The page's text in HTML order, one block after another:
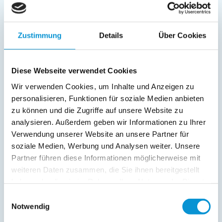
Zustimmung Details Über Cookies
Diese Webseite verwendet Cookies
Wir verwenden Cookies, um Inhalte und Anzeigen zu
personalisieren, Funktionen für soziale Medien anbieten
zu können und die Zugriffe auf unsere Website zu
analysieren. Außerdem geben wir Informationen zu Ihrer
Verwendung unserer Website an unsere Partner für
soziale Medien, Werbung und Analysen weiter. Unsere
Partner führen diese Informationen möglicherweise mit
weiteren Daten zusammen, die Sie ihnen bereitgestellt
Notwendig
Radio
Außenanlage:
Parkplatz
Terrasse
Service:
Verpflegung:
Beschreibung
Schöne helle Ferienwohnung mit möblierter Terrasse, in
zentrumsnaher Lage, nur wenige Gehminuten vom feinen
Sandstrand und der Promenade entfernt.